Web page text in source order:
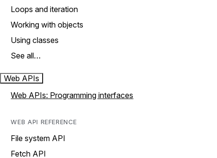
Loops and iteration
Working with objects
Using classes
See all…
Web APIs
Web APIs: Programming interfaces
WEB API REFERENCE
File system API
Fetch API